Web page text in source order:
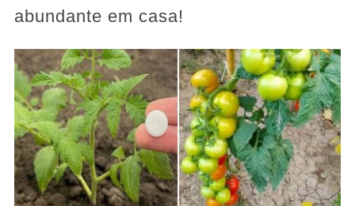
abundante em casa!